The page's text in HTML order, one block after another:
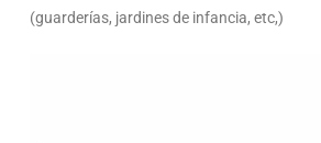
(guarderías, jardines de infancia, etc,)